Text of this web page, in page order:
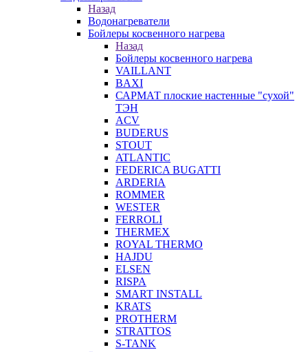
Назад
Водонагреватели
Бойлеры косвенного нагрева
Назад
Бойлеры косвенного нагрева
VAILLANT
BAXI
САРМАТ плоские настенные "сухой"
ТЭН
ACV
BUDERUS
STOUT
ATLANTIC
FEDERICA BUGATTI
ARDERIA
ROMMER
WESTER
FERROLI
THERMEX
ROYAL THERMO
HAJDU
ELSEN
RISPA
SMART INSTALL
KRATS
PROTHERM
STRATTOS
S-TANK